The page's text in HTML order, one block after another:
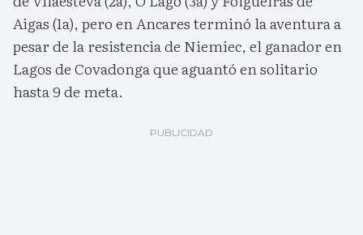
Aigas (1a), pero en Ancares terminó la aventura a
pesar de la resistencia de Niemiec, el ganador en
Lagos de Covadonga que aguantó en solitario
hasta 9 de meta.